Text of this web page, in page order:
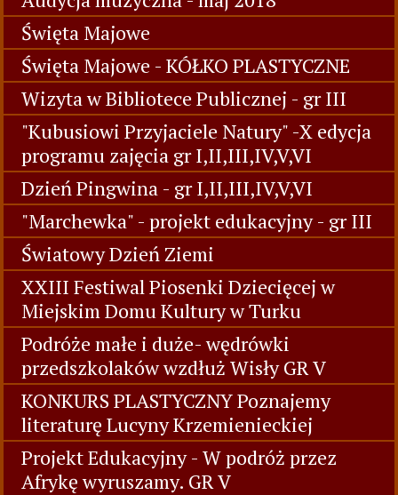
Święta Majowe
Święta Majowe - KÓŁKO PLASTYCZNE
Wizyta w Bibliotece Publicznej - gr III
"Kubusiowi Przyjaciele Natury" -X edycja
programu zajęcia gr I,II,III,IV,V,VI
Dzień Pingwina - gr I,II,III,IV,V,VI
"Marchewka" - projekt edukacyjny - gr III
Światowy Dzień Ziemi
XXIII Festiwal Piosenki Dziecięcej w
Miejskim Domu Kultury w Turku
Podróże małe i duże- wędrówki
przedszkolaków wzdłuż Wisły GR V
KONKURS PLASTYCZNY Poznajemy
literaturę Lucyny Krzemienieckiej
Projekt Edukacyjny - W podróż przez
Afrykę wyruszamy. GR V